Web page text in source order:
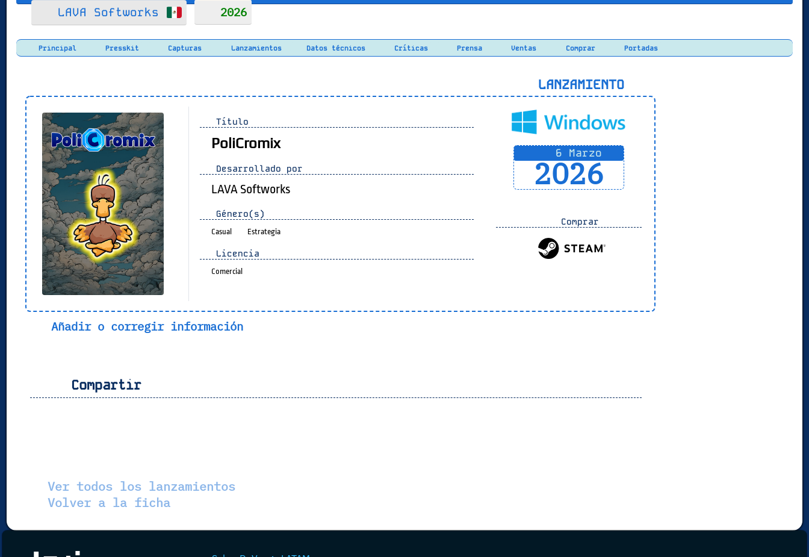
LAVA Softworks 2026
Principal Presskit Capturas Lanzamientos Datos técnicos Críticas Prensa Ventas Comprar Portadas
LANZAMIENTO
6 Marzo
2026
Comprar
Título
PoliCromix
Desarrollado por
LAVA Softworks
Género(s)
Casual Estrategia
Licencia
Comercial
Añadir o corregir información
Compartir
Ver todos los lanzamientos
Volver a la ficha